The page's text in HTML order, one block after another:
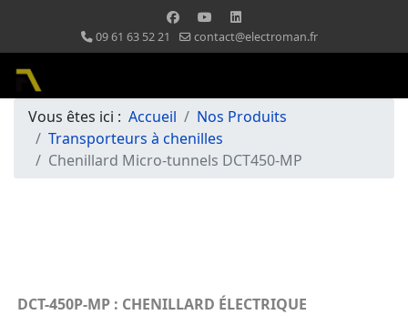
09 61 63 52 21 contact@electroman.fr
Vous êtes ici : Accueil
Nos Produits
Transporteurs à chenilles
Chenillard Micro-tunnels DCT450-MP
DCT-450P-MP : CHENILLARD ÉLECTRIQUE